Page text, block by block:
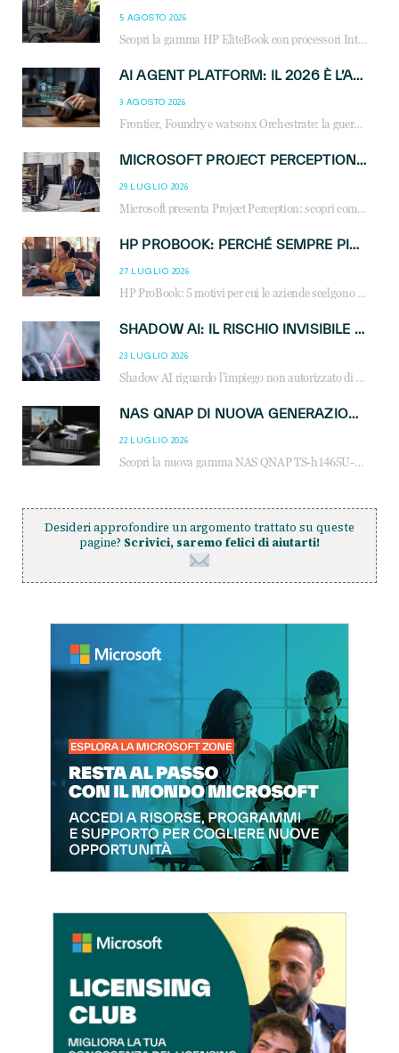
5 AGOSTO 2026
Scopri la gamma HP EliteBook con processori Intel® Core™ Ultra e AMD Ryzen™ AI. Notebook business progettati per aumentare la produttività, migliorare la collaborazione e garantire sicurezza avanzata in ufficio e in mobilità.
AI AGENT PLATFORM: IL 2026 È L’ANNO DEL «SISTEMA OPERATIVO» PER GLI AGENTI AZIENDALI
3 AGOSTO 2026
Frontier, Foundry e watsonx Orchestrate: la guerra delle piattaforme AI agent ridisegna il mercato IT. Cosa cambia per reseller, MSP e system integrator.
MICROSOFT PROJECT PERCEPTION: COME GLI AGENTI AI CAMBIERANNO SOC, CYBERSECURITY E SERVIZI MSP
29 LUGLIO 2026
Microsoft presenta Project Perception: scopri come gli agenti AI possono trasformare cybersecurity, SOC e servizi gestiti degli MSP.
HP PROBOOK: PERCHÉ SEMPRE PIÙ AZIENDE SCELGONO NOTEBOOK PROGETTATI PER IL LAVORO MODERNO
27 LUGLIO 2026
HP ProBook: 5 motivi per cui le aziende scelgono i notebook business HP per migliorare produttività, sicurezza e gestione dell’AI.
SHADOW AI: IL RISCHIO INVISIBILE CHE LE AZIENDE POSSONO GOVERNARE
23 LUGLIO 2026
Shadow AI riguardo l’impiego non autorizzato di sistemi AI all’interno dell’azienda. E’ una pratica che si diffonde a partire dai dipendenti fino ai dirigenti e mette a repentaglio la cybersecurity, con costi più elevati per le organizzazioni. Due recenti report illustrano il fenomeno e forniscono dati in merito
NAS QNAP DI NUOVA GENERAZIONE: PIÙ PRESTAZIONI, SCALABILITÀ E PROTEZIONE DEI DATI PER LE INFRASTRUTTURE IT MODERNE
22 LUGLIO 2026
Scopri la nuova gamma NAS QNAP TS-h1465U-RP, TS-h1065eU e TS-h665U: storage aziendale con ZFS, DDR5, E1.S NVMe e connettività 2.5GbE per backup, virtualizzazione e cybersecurity.
Desideri approfondire un argomento trattato su queste
pagine? Scrivici, saremo felici di aiutarti!